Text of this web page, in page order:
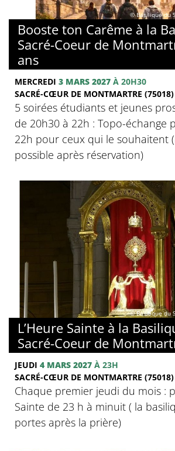
© Basilique du
Booste ton Carême à la
Sacré-Coeur de
ans
MERCREDI 3 MARS 2027 À 20H30
SACRÉ-CŒUR DE MONTMARTRE (75018)
5 soirées étudiants et jeunes
de 20h30 à 22h : Topo-échange
22h pour ceux qui le souhaitent
possible après réservation)
© Basilique du
L’Heure Sainte à la
Sacré-Coeur de
JEUDI 4 MARS 2027 À 23H
SACRÉ-CŒUR DE MONTMARTRE (75018)
Chaque premier jeudi du mois :
Sainte de 23 h à minuit ( la
portes après la prière)